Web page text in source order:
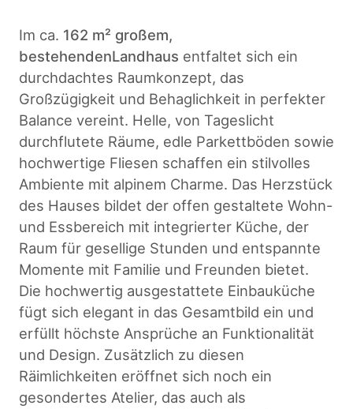
Im ca. 162 m² großem,
bestehendenLandhaus entfaltet sich ein
durchdachtes Raumkonzept, das
Großzügigkeit und Behaglichkeit in perfekter
Balance vereint. Helle, von Tageslicht
durchflutete Räume, edle Parkettböden sowie
hochwertige Fliesen schaffen ein stilvolles
Ambiente mit alpinem Charme. Das Herzstück
des Hauses bildet der offen gestaltete Wohn-
und Essbereich mit integrierter Küche, der
Raum für gesellige Stunden und entspannte
Momente mit Familie und Freunden bietet.
Die hochwertig ausgestattete Einbauküche
fügt sich elegant in das Gesamtbild ein und
erfüllt höchste Ansprüche an Funktionalität
und Design. Zusätzlich zu diesen
Räimlichkeiten eröffnet sich noch ein
gesondertes Atelier, das auch als